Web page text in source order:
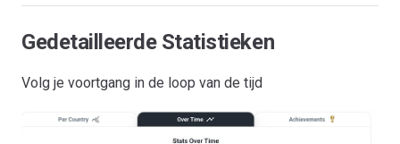
Gedetailleerde Statistieken
Volg je voortgang in de loop van de tijd